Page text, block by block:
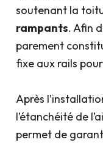
soutenant la
rampants. Afin
parement
fixe aux rails
Après
l’étanchéité de
permet de